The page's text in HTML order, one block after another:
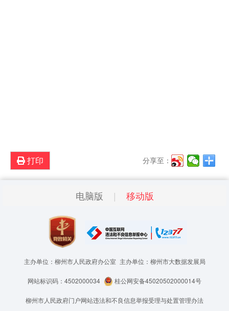
打印 分享至：
电脑版 移动版
主办单位：柳州市人民政府办公室 主办单位：柳州市大数据发展局
网站标识码：4502000034 桂公网安备45020502000014号
柳州市人民政府门户网站违法和不良信息举报受理与处置管理办法